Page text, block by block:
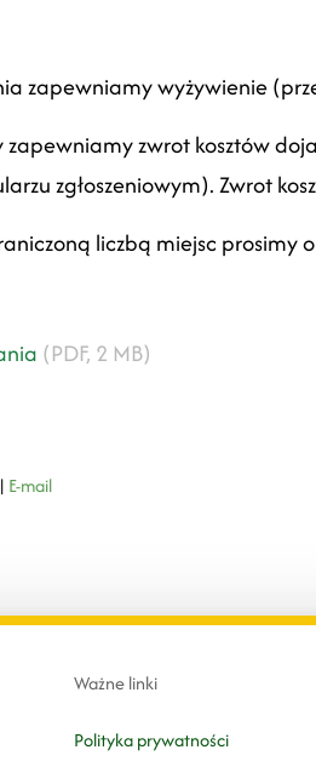
zapewniamy wyżywienie
zwrot kosztów
zgłoszeniowym). Zwrot
liczbą miejsc prosimy
(PDF, 2 MB)
| E-mail
Ważne linki
Polityka prywatności